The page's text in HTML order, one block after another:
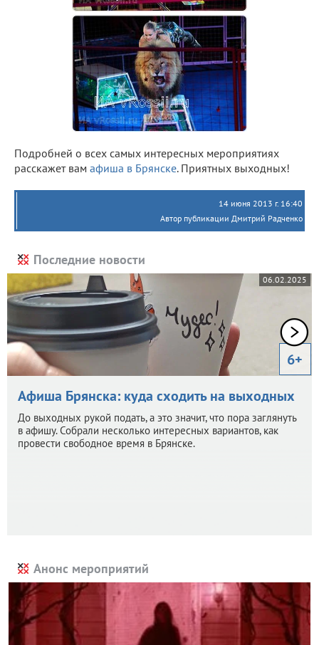
Подробней о всех самых интересных мероприятиях
расскажет вам афиша в Брянске. Приятных выходных!
14 июня 2013 г. 16:40
Автор публикации Дмитрий Радченко
Последние новости
06.02.2025
6+
Афиша Брянска: куда сходить на выходных
До выходных рукой подать, а это значит, что пора заглянуть
в афишу. Собрали несколько интересных вариантов, как
провести свободное время в Брянске.
Анонс мероприятий